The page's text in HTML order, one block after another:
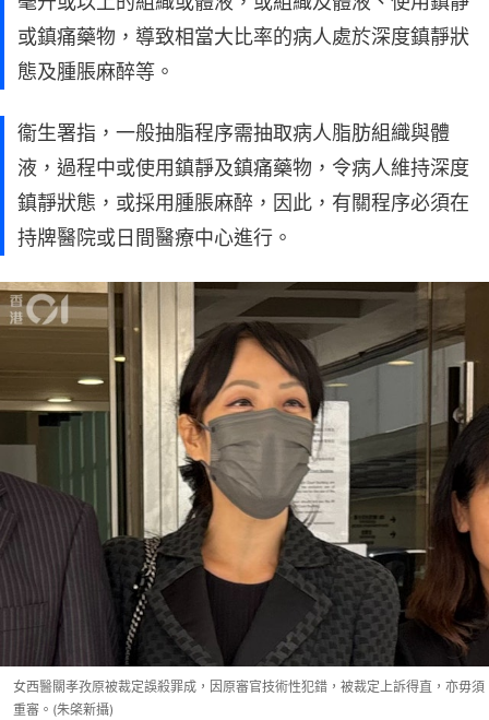
或鎮痛藥物，導致相當大比率的病人處於深度鎮靜狀
態及腫脹麻醉等。
衞生署指，一般抽脂程序需抽取病人脂肪組織與體
液，過程中或使用鎮靜及鎮痛藥物，令病人維持深度
鎮靜狀態，或採用腫脹麻醉，因此，有關程序必須在
持牌醫院或日間醫療中心進行。
女西醫關孝孜原被裁定誤殺罪成，因原審官技術性犯錯，被裁定上訴得直，亦毋須
重審。(朱棨新攝)